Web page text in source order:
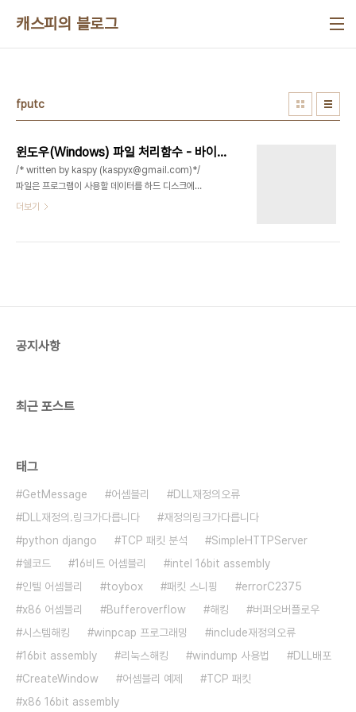
캐스피의 블로그
fputc
윈도우(Windows) 파일 처리함수 - 바이너리(이진) 모드, 텍스트 모드
/* written by kaspy (kaspyx@gmail.com)*/
파일은 프로그램이 사용할 데이터를 하드 디스크에
저장해두는 수단이며, 프로그램은 데이터를 메모리
더보기
공지사항
최근 포스트
태그
GetMessage 어셈블리
DLL재정의오류
DLL재정의.링크가다릅니다
재정의링크가다릅니다
python django
TCP 패킷 분석
SimpleHTTPServer
쉘코드
16비트 어셈블리
intel 16bit assembly
인텔 어셈블리
toybox 패킷 스니핑
errorC2375
x86 어셈블리
Bufferoverflow 해킹
버퍼오버플로우
시스템해킹
winpcap 프로그래밍
include재정의오류
16bit assembly
리눅스해킹 windump 사용법
DLL배포
CreateWindow
어셈블리 예제
TCP 패킷
x86 16bit assembly